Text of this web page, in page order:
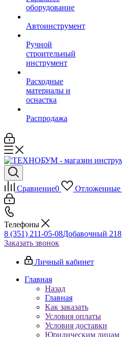
оборудование
Автоинструмент
Ручной
строительный
инструмент
Расходные
материалы и
оснастка
Распродажа
Сравнение0 Отложенные
Телефоны
8 (351) 211-05-08Добавочный 218
Заказать звонок
Личный кабинет
Главная
Назад
Главная
Как заказать
Условия оплаты
Условия доставки
Юридическим лицам